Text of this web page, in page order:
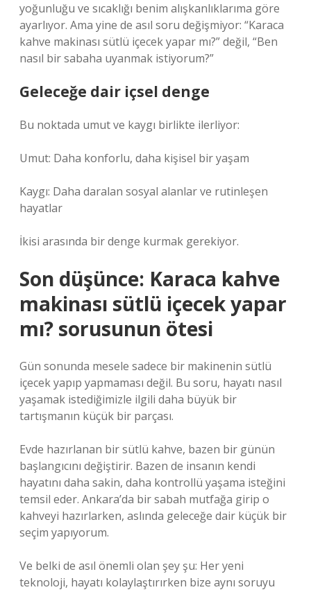
yoğunluğu ve sıcaklığı benim alışkanlıklarıma göre
ayarlıyor. Ama yine de asıl soru değişmiyor: “Karaca
kahve makinası sütlü içecek yapar mı?” değil, “Ben
nasıl bir sabaha uyanmak istiyorum?”
Geleceğe dair içsel denge
Bu noktada umut ve kaygı birlikte ilerliyor:
Umut: Daha konforlu, daha kişisel bir yaşam
Kaygı: Daha daralan sosyal alanlar ve rutinleşen
hayatlar
İkisi arasında bir denge kurmak gerekiyor.
Son düşünce: Karaca kahve
makinası sütlü içecek yapar
mı? sorusunun ötesi
Gün sonunda mesele sadece bir makinenin sütlü
içecek yapıp yapmaması değil. Bu soru, hayatı nasıl
yaşamak istediğimizle ilgili daha büyük bir
tartışmanın küçük bir parçası.
Evde hazırlanan bir sütlü kahve, bazen bir günün
başlangıcını değiştirir. Bazen de insanın kendi
hayatını daha sakin, daha kontrollü yaşama isteğini
temsil eder. Ankara’da bir sabah mutfağa girip o
kahveyi hazırlarken, aslında geleceğe dair küçük bir
seçim yapıyorum.
Ve belki de asıl önemli olan şey şu: Her yeni
teknoloji, hayatı kolaylaştırırken bize aynı soruyu